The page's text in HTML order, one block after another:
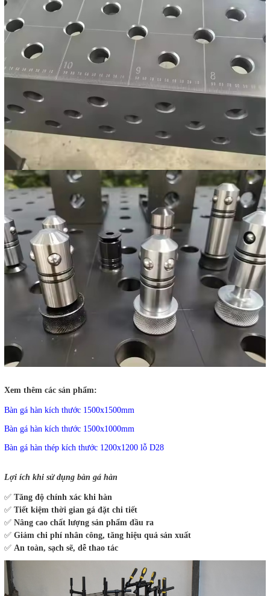
Xem thêm các sản phẩm:
Bàn gá hàn kích thước 1500x1500mm
Bàn gá hàn kích thước 1500x1000mm
Bàn gá hàn thép kích thước 1200x1200 lỗ D28
Lợi ích khi sử dụng bàn gá hàn
✅ Tăng độ chính xác khi hàn
✅ Tiết kiệm thời gian gá đặt chi tiết
✅ Nâng cao chất lượng sản phẩm đầu ra
✅ Giảm chi phí nhân công, tăng hiệu quả sản xuất
✅ An toàn, sạch sẽ, dễ thao tác